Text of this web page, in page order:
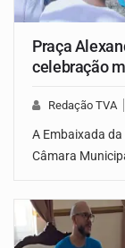
Praça
celebração
Redação TVA
A Embaixada
Câmara